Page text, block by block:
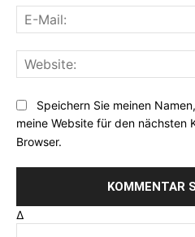
Speichern Sie meinen
meine Website für den nächsten
Browser.
Δ